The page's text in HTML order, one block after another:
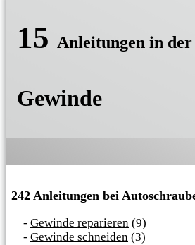
242 Anleitungen bei
Gewinde reparieren (9)
Gewinde schneiden (3)
15 Anleitungen in
Gewinde